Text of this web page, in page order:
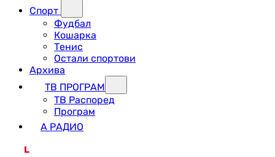
Спорт
Фудбал
Кошарка
Тенис
Остали спортови
Архива
ТВ ПРОГРАМ
ТВ Распоред
Програм
А РАДИО
L